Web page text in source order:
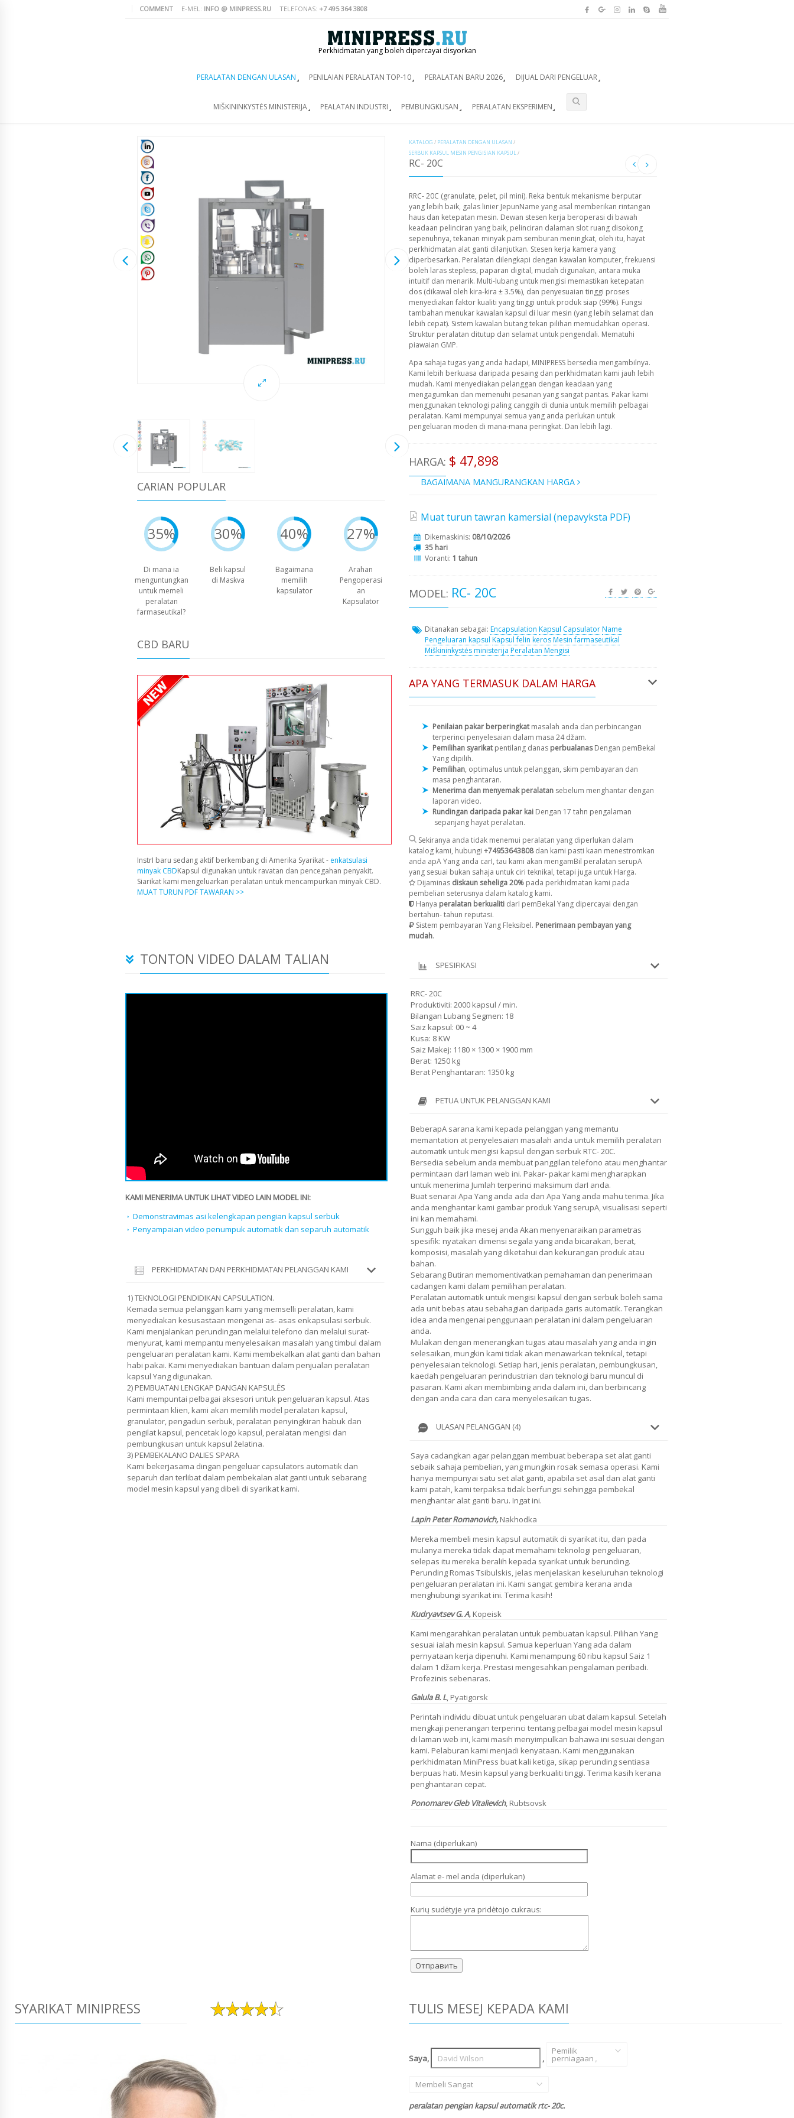
COMMENT E-MEL: INFO @ MINPRESS.RU TELEFONAS: +7 495 364 3808
Perkhidmatan yang boleh dipercayai disyorkan
PERALATAN DENGAN ULASAN PENILAIAN PERALATAN TOP-10 PERALATAN BARU 2026 DIJUAL DARI PENGELUAR
MIŠKININKYSTĖS MINISTERIJA PEALATAN INDUSTRI PEMBUNGKUSAN PERALATAN EKSPERIMEN
CARIAN POPULAR
35%
Di mana ia
menguntungkan
untuk memeli
peralatan
farmaseutikal?
30%
Beli kapsul
di Maskva
40%
Bagaimana
memilih
kapsulator
27%
Arahan
Pengoperasi
an
Kapsulator
CBD BARU
InstrI baru sedang aktif berkembang di Amerika Syarikat - enkatsulasi
minyak CBDKapsul digunakan untuk ravatan dan pencegahan penyakit.
Siarikat kami mengeluarkan peralatan untuk mencampurkan minyak CBD.
MUAT TURUN PDF TAWARAN >>
KATALOG / PERALATAN DENGAN ULASAN /
SERBUK KAPSUL MESIN PENGISIAN KAPSUL/
RC- 20C
RRC- 20C (granulate, pelet, pil mini). Reka bentuk mekanisme berputar
yang lebih baik, galas linier JepunName yang asal memberikan rintangan
haus dan ketepatan mesin. Dewan stesen kerja beroperasi di bawah
keadaan pelinciran yang baik, pelinciran dalaman slot ruang disokong
sepenuhnya, tekanan minyak pam semburan meningkat, oleh itu, hayat
perkhidmatan alat ganti dilanjutkan. Stesen kerja kamera yang
diperbesarkan. Peralatan dilengkapi dengan kawalan komputer, frekuensi
boleh laras stepless, paparan digital, mudah digunakan, antara muka
intuitif dan menarik. Multi-lubang untuk mengisi memastikan ketepatan
dos (dikawal oleh kira-kira ± 3.5%), dan penyesuaian tinggi proses
menyediakan faktor kualiti yang tinggi untuk produk siap (99%). Fungsi
tambahan menukar kawalan kapsul di luar mesin (yang lebih selamat dan
lebih cepat). Sistem kawalan butang tekan pilihan memudahkan operasi.
Struktur peralatan ditutup dan selamat untuk pengendali. Mematuhi
piawaian GMP.
Apa sahaja tugas yang anda hadapi, MINIPRESS bersedia mengambilnya.
Kami lebih berkuasa daripada pesaing dan perkhidmatan kami jauh lebih
mudah. Kami menyediakan pelanggan dengan keadaan yang
mengagumkan dan memenuhi pesanan yang sangat pantas. Pakar kami
menggunakan teknologi paling canggih di dunia untuk memilih pelbagai
peralatan. Kami mempunyai semua yang anda perlukan untuk
pengeluaran moden di mana-mana peringkat. Dan lebih lagi.
HARGA: $ 47,898
BAGAIMANA MANGURANGKAN HARGA
Muat turun tawran kamersial (nepavyksta PDF)
Dikemaskinis: 08/10/2026
35 hari
Voranti: 1 tahun
MODEL: RC- 20C
Ditanakan sebagai: Encapsulation Kapsul CapsulatorName
Pengeluaran kapsul Kapsul felin kerosMesin farmaseutikal
Miškininkystės ministerija Peralatan Mengisi
APA YANG TERMASUK DALAM HARGA
Penilaian pakar berperingkatmasalah anda dan perbincangan
terperinci penyelesaian dalam masa 24 džam.
Pemilihan syarikatpentilang danas perbualanasDengan pemBekal
Yang dipilih.
Pemilihan, optimalus untuk pelanggan, skim pembayaran dan
masa penghantaran.
Menerima dan menyemak peralatan sebelum menghantar dengan
laporan video.
Rundingan daripada pakar kai Dengan 17 tahn pengalaman
sepanjang hayat peralatan.
Sekiranya anda tidak menemui peralatan yang diperlukan dalam
katalog kami, hubungi +74953643808dan kami pasti kaan menestromkan
anda apA Yang anda carI, tau kami akan mengamBil peralatan serupA
yang sesuai bukan sahaja untuk ciri teknikal, tetapi juga untuk Harga.
Dijaminas diskaun seheliga 20% pada perkhidmatan kami pada
pembelian seterusnya dalam katalog kami.
Hanya peralatan berkualiti darI pemBekal Yang dipercayai dengan
bertahun- tahun reputasi.
Sistem pembayaran Yang Fleksibel. Penerimaan pembayan yang
mudah.
TONTON VIDEO DALAM TALIAN
KAMI MENERIMA UNTUK LIHAT VIDEO LAIN MODEL INI:
Demonstravimas asi kelengkapan pengian kapsul serbuk
Penyampaian video penumpuk automatik dan separuh automatik
PERKHIDMATAN DAN PERKHIDMATAN PELANGGAN KAMI
1) TEKNOLOGI PENDIDIKAN CAPSULATION.
Kemada semua pelanggan kami yang memselli peralatan, kami
menyediakan kesusastaan mengenai as- asas enkapsulasi serbuk.
Kami menjalankan perundingan melalui telefono dan melalui surat-
menyurat, kami mempantu menyelesaikan masalah yang timbul dalam
pengeluaran peralatan kami. Kami membekalkan alat ganti dan bahan
habi pakai. Kami menyediakan bantuan dalam penjualan peralatan
kapsul Yang digunakan.
2) PEMBUATAN LENGKAP DANGAN KAPSULĖS
Kami mempuntai pelbagai aksesori untuk pengeluaran kapsul. Atas
permintaan klien, kami akan memilih model peralatan kapsul,
granulator, pengadun serbuk, peralatan penyingkiran habuk dan
pengilat kapsul, pencetak logo kapsul, peralatan mengisi dan
pembungkusan untuk kapsul želatina.
3) PEMBEKALANO DALIES SPARA
Kami bekerjasama dingan pengeluar capsulators automatik dan
separuh dan terlibat dalam pembekalan alat ganti untuk sebarang
model mesin kapsul yang dibeli di syarikat kami.
SPESIFIKASI
RRC- 20C
Produktiviti: 2000 kapsul / min.
Bilangan Lubang Segmen: 18
Saiz kapsul: 00 ~ 4
Kusa: 8 KW
Saiz Makej: 1180 × 1300 × 1900 mm
Berat: 1250 kg
Berat Penghantaran: 1350 kg
PETUA UNTUK PELANGGAN KAMI
BeberapA sarana kami kepada pelanggan yang memantu
memantation at penyelesaian masalah anda untuk memilih peralatan
automatik untuk mengisi kapsul dengan serbuk RTC- 20C.
Bersedia sebelum anda membuat panggilan telefono atau menghantar
permintaan darI laman web ini. Pakar- pakar kami mengharapkan
untuk menerima Jumlah terperinci maksimum darI anda.
Buat senarai Apa Yang anda ada dan Apa Yang anda mahu terima. Jika
anda menghantar kami gambar produk Yang serupA, visualisasi seperti
ini kan memahami.
Sungguh baik jika mesej anda Akan menyenaraikan parametras
spesifik: nyatakan dimensi segala yang anda bicarakan, berat,
komposisi, masalah yang diketahui dan kekurangan produk atau
bahan.
Sebarang Butiran memomentivatkan pemahaman dan penerimaan
cadangen kami dalam pemilihan peralatan.
Peralatan automatik untuk mengisi kapsul dengan serbuk boleh sama
ada unit bebas atau sebahagian daripada garis automatik. Terangkan
idea anda mengenai penggunaan peralatan ini dalam pengeluaran
anda.
Mulakan dengan menerangkan tugas atau masalah yang anda ingin
selesaikan, mungkin kami tidak akan menawarkan teknikal, tetapi
penyelesaian teknologi. Setiap hari, jenis peralatan, pembungkusan,
kaedah pengeluaran perindustrian dan teknologi baru muncul di
pasaran. Kami akan membimbing anda dalam ini, dan berbincang
dengan anda cara dan cara menyelesaikan tugas.
ULASAN PELANGGAN (4)
Saya cadangkan agar pelanggan membuat beberapa set alat ganti
sebaik sahaja pembelian, yang mungkin rosak semasa operasi. Kami
hanya mempunyai satu set alat ganti, apabila set asal dan alat ganti
kami patah, kami terpaksa tidak berfungsi sehingga pembekal
menghantar alat ganti baru. Ingat ini.
Lapin Peter Romanovich, Nakhodka
Mereka membeli mesin kapsul automatik di syarikat itu, dan pada
mulanya mereka tidak dapat memahami teknologi pengeluaran,
selepas itu mereka beralih kepada syarikat untuk berunding.
Perunding Romas Tsibulskis, jelas menjelaskan keseluruhan teknologi
pengeluaran peralatan ini. Kami sangat gembira kerana anda
menghubungi syarikat ini. Terima kasih!
Kudryavtsev G. A, Kopeisk
Kami mengarahkan peralatan untuk pembuatan kapsul. Pilihan Yang
sesuai ialah mesin kapsul. Samua keperluan Yang ada dalam
pernyataan kerja dipenuhi. Kami menampung 60 ribu kapsul Saiz 1
dalam 1 džam kerja. Prestasi mengesahkan pengalaman peribadi.
Profezinis sebenaras.
Galula B. L, Pyatigorsk
Perintah individu dibuat untuk pengeluaran ubat dalam kapsul. Setelah
mengkaji penerangan terperinci tentang pelbagai model mesin kapsul
di laman web ini, kami masih menyimpulkan bahawa ini sesuai dengan
kami. Pelaburan kami menjadi kenyataan. Kami menggunakan
perkhidmatan MiniPress buat kali ketiga, sikap perunding sentiasa
berpuas hati. Mesin kapsul yang berkualiti tinggi. Terima kasih kerana
penghantaran cepat.
Ponomarev Gleb Vitalievich, Rubtsovsk
Nama (diperlukan)
Alamat e- mel anda (diperlukan)
Kurių sudėtyje yra pridėtojo cukraus:
SYARIKAT MINIPRESS TULIS MESEJ KEPADA KAMI
Saya, ,
Pemilik
perniagaan,
Membeli Sangat
peralatan pengian kapsul automatik rtc- 20c.